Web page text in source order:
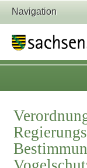
Navigation